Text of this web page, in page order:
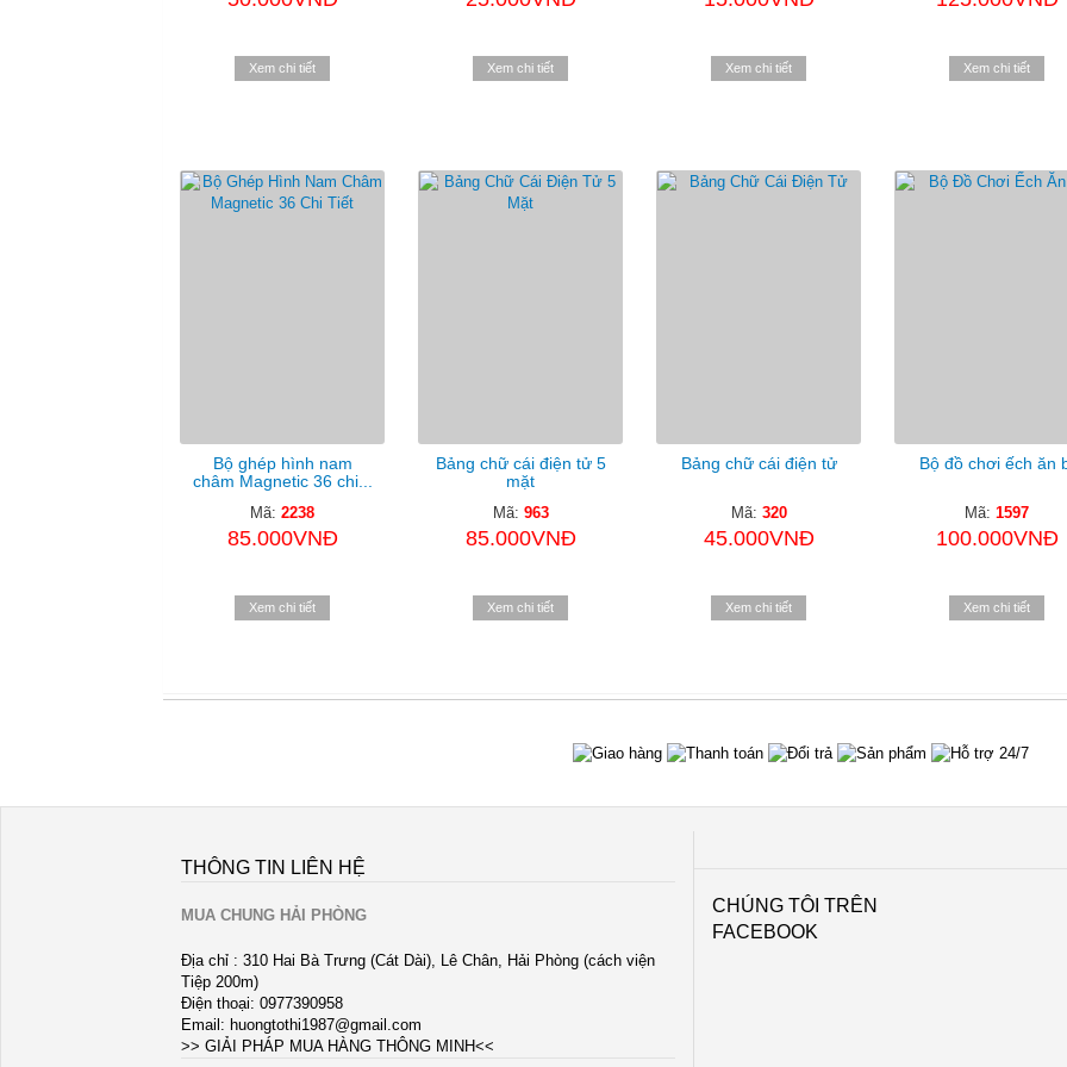
Xem chi tiết Xem chi tiết Xem chi tiết Xem chi tiết
Bộ ghép hình nam
châm Magnetic 36 chi...
Mã: 2238
85.000VNĐ
Xem chi tiết
Bảng chữ cái điện tử 5
mặt
Mã: 963
85.000VNĐ
Xem chi tiết
Bảng chữ cái điện tử
Mã: 320
45.000VNĐ
Xem chi tiết
Bộ đồ chơi ếch ăn
Mã: 1597
100.000VNĐ
Xem chi tiết
THÔNG TIN LIÊN HỆ
MUA CHUNG HẢI PHÒNG
Địa chỉ : 310 Hai Bà Trưng (Cát Dài), Lê Chân, Hải Phòng (cách viện
Tiệp 200m)
Điện thoại: 0977390958
Email: huongtothi1987@gmail.com
>> GIẢI PHÁP MUA HÀNG THÔNG MINH<<
CHÚNG TÔI TRÊN
FACEBOOK